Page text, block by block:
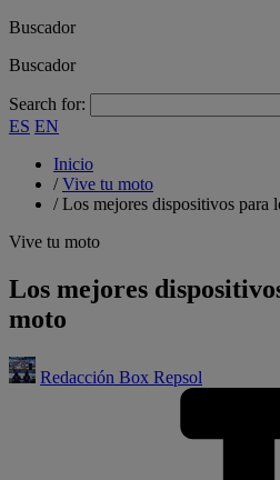
Buscador
Buscador
Search for:
ES EN
Inicio
/Vive tu moto
/Los mejores dispositivos para
Vive tu moto
Los mejores
moto
Redacción Box Repsol